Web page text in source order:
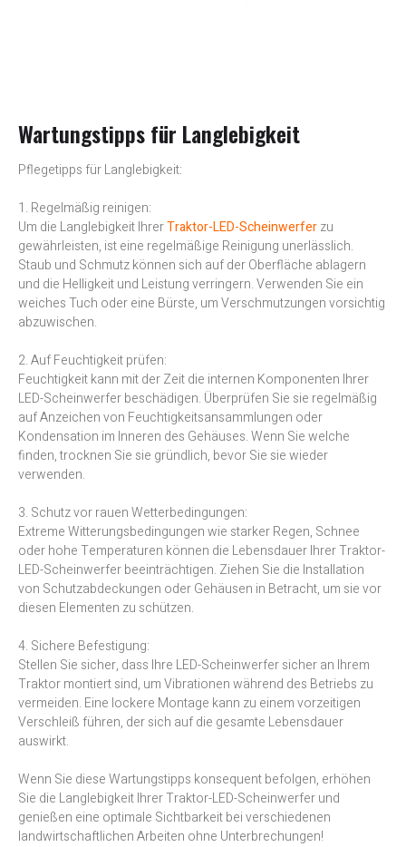
Wartungstipps für Langlebigkeit
Pflegetipps für Langlebigkeit:
1. Regelmäßig reinigen:
Um die Langlebigkeit IhrerTraktor-LED-Scheinwerferzu
gewährleisten, ist eine regelmäßige Reinigung unerlässlich.
Staub und Schmutz können sich auf der Oberfläche ablagern
und die Helligkeit und Leistung verringern. Verwenden Sie ein
weiches Tuch oder eine Bürste, um Verschmutzungen vorsichtig
abzuwischen.
2. Auf Feuchtigkeit prüfen:
Feuchtigkeit kann mit der Zeit die internen Komponenten Ihrer
LED-Scheinwerfer beschädigen. Überprüfen Sie sie regelmäßig
auf Anzeichen von Feuchtigkeitsansammlungen oder
Kondensation im Inneren des Gehäuses. Wenn Sie welche
finden, trocknen Sie sie gründlich, bevor Sie sie wieder
verwenden.
3. Schutz vor rauen Wetterbedingungen:
Extreme Witterungsbedingungen wie starker Regen, Schnee
oder hohe Temperaturen können die Lebensdauer Ihrer Traktor-
LED-Scheinwerfer beeinträchtigen. Ziehen Sie die Installation
von Schutzabdeckungen oder Gehäusen in Betracht, um sie vor
diesen Elementen zu schützen.
4. Sichere Befestigung:
Stellen Sie sicher, dass Ihre LED-Scheinwerfer sicher an Ihrem
Traktor montiert sind, um Vibrationen während des Betriebs zu
vermeiden. Eine lockere Montage kann zu einem vorzeitigen
Verschleiß führen, der sich auf die gesamte Lebensdauer
auswirkt.
Wenn Sie diese Wartungstipps konsequent befolgen, erhöhen
Sie die Langlebigkeit Ihrer Traktor-LED-Scheinwerfer und
genießen eine optimale Sichtbarkeit bei verschiedenen
landwirtschaftlichen Arbeiten ohne Unterbrechungen!